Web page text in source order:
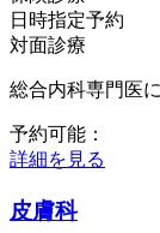
日時指定予約
対面診療
総合内科専門医
予約可能：
詳細を見る
皮膚科